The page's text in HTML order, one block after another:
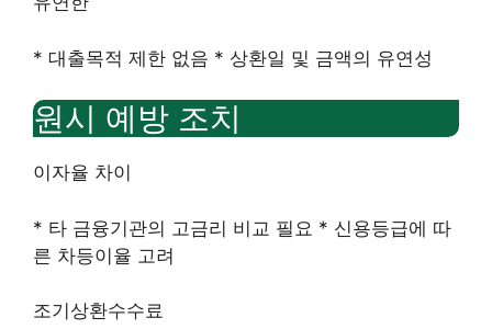
* 대출목적 제한 없음 * 상환일 및 금액의 유연성
원시 예방 조치
이자율 차이
* 타 금융기관의 고금리 비교 필요 * 신용등급에 따
른 차등이율 고려
조기상환수수료